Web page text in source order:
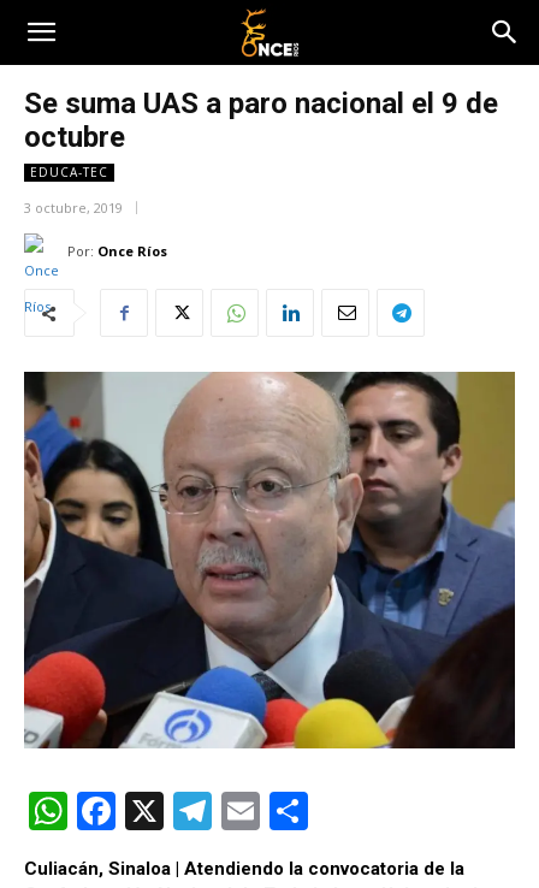
Se suma UAS a paro nacional el 9 de
octubre
EDUCA-TEC
3 octubre, 2019
Por: Once Ríos
W
h
F
a
X
T
el
E
m
Culiacán, Sinaloa | Atendiendo la convocatoria de la